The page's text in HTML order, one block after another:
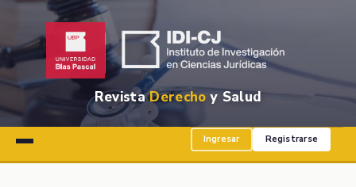
RevistaDerecho y Salud
Ingresar Registrarse